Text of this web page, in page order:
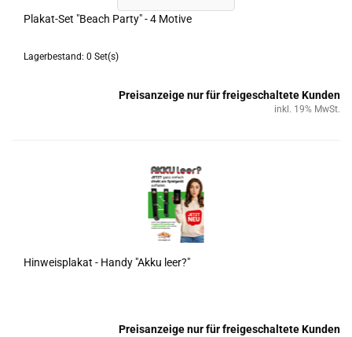
Plakat-​​Set "Beach Party" - 4 Mo­ti­ve
Lagerbestand: 0 Set(s)
Preisanzeige nur für freigeschaltete Kunden
inkl. 19% MwSt.
Hin­weis­pla­kat - Handy "Akku leer?"
Preisanzeige nur für freigeschaltete Kunden